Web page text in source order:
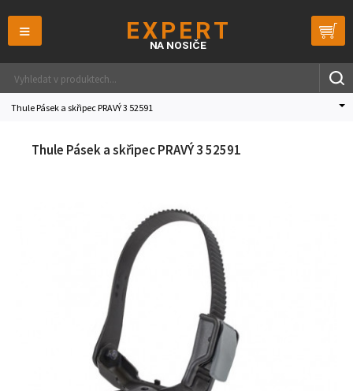
≡
Thule Pásek a skřipec PRAVÝ 3 52591
Thule Pásek a skřipec PRAVÝ 3 52591